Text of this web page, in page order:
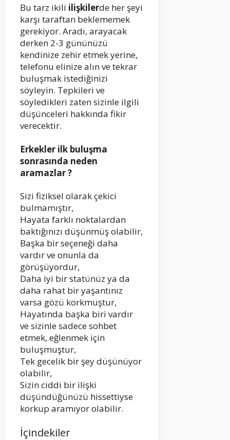
Bu tarz ikili ilişkilerde her şeyi
karşı taraftan beklememek
gerekiyor. Aradı, arayacak
derken 2-3 gününüzü
kendinize zehir etmek yerine,
telefonu elinize alın ve tekrar
buluşmak istediğinizi
söyleyin. Tepkileri ve
söyledikleri zaten sizinle ilgili
düşünceleri hakkında fikir
verecektir.
Erkekler ilk buluşma
sonrasında neden
aramazlar ?
Sizi fiziksel olarak çekici
bulmamıştır,
Hayata farklı noktalardan
baktığınızı düşünmüş olabilir,
Başka bir seçeneği daha
vardır ve onunla da
görüşüyordur,
Daha iyi bir statünüz ya da
daha rahat bir yaşantınız
varsa gözü korkmuştur,
Hayatında başka biri vardır
ve sizinle sadece sohbet
etmek, eğlenmek için
buluşmuştur,
Tek gecelik bir şey düşünüyor
olabilir,
Sizin ciddi bir ilişki
düşündüğünüzü hissettiyse
korkup aramıyor olabilir.
İçindekiler